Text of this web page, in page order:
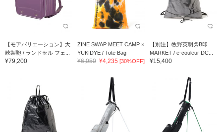
【モアバリエーション】大
峽製鞄 / ランドセル フェ...
¥79,200
ZINE SWAP MEET CAMP ×
YUKIDYE / Tote Bag
¥6,050 ¥4,235 [30%OFF]
【別注】牧野英明@B印
MARKET / e-couleur DC...
¥15,400